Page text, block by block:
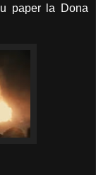
paper la Dona